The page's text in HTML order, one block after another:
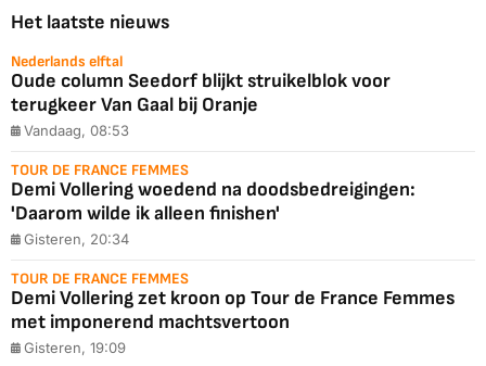
Het laatste nieuws
Nederlands elftal
Oude column Seedorf blijkt struikelblok voor
terugkeer Van Gaal bij Oranje
Vandaag, 08:53
TOUR DE FRANCE FEMMES
Demi Vollering woedend na doodsbedreigingen:
'Daarom wilde ik alleen finishen'
Gisteren, 20:34
TOUR DE FRANCE FEMMES
Demi Vollering zet kroon op Tour de France Femmes
met imponerend machtsvertoon
Gisteren, 19:09